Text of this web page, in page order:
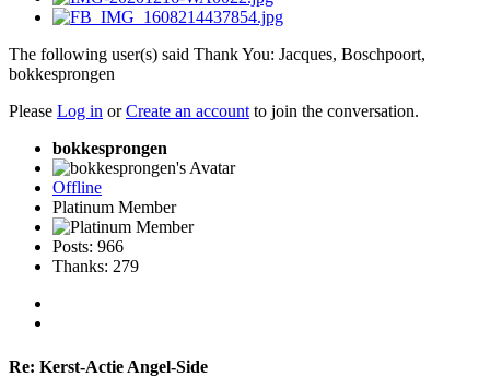
The following user(s) said Thank You: Jacques, Boschpoort,
bokkesprongen
Please Log in orCreate an account to join the conversation.
bokkesprongen
Offline
Platinum Member
Posts: 966
Thanks: 279
Re: Kerst-Actie Angel-Side